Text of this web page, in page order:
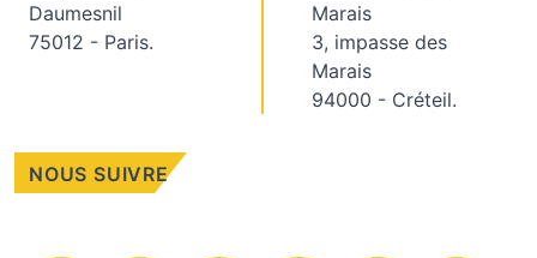
Daumesnil
75012 - Paris.
Marais
3, impasse des
Marais
94000 - Créteil.
NOUS SUIVRE